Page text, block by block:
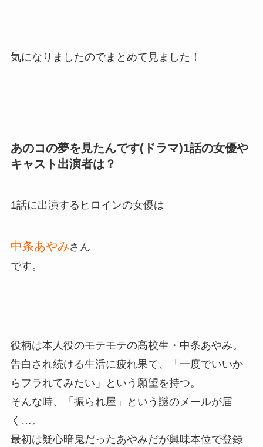
気になりましたのでまとめて見ました！
あのコの夢を見たんです(ドラマ)1話の女優や
キャスト出演者は？
1話に出演するヒロインの女優は
中条あやみさん
です。
役柄は本人役のモテモテの高校生・中条あやみ。
告白され続ける生活に疲れ果て、「一度でいいか
らフラれてみたい」という願望を持つ。
そんな時、「振られ屋」という謎のメールが届
く…。
最初は疑心暗鬼だったあやみだが興味本位で登録